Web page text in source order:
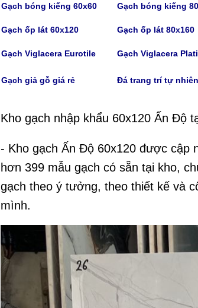
Gạch bóng kiếng 60x60 Gạch bóng kiếng
Gạch ốp lát 60x120 Gạch ốp lát 80x160
Gạch Viglacera Eurotile Gạch Viglacera
Gạch giả gỗ giá rẻ Đá trang trí tự nhiên
Kho gạch nhập khẩu 60x120 Ấn Độ
- Kho gạch Ấn Độ 60x120 được cập
hơn 399 mẫu gạch có sẵn tại kho,
gạch theo ý tưởng, theo thiết kế và
mình.